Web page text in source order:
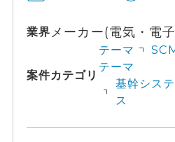
業界メーカー(電気・電
案件カテゴリ
テーマ
テーマ
基幹シス
ス